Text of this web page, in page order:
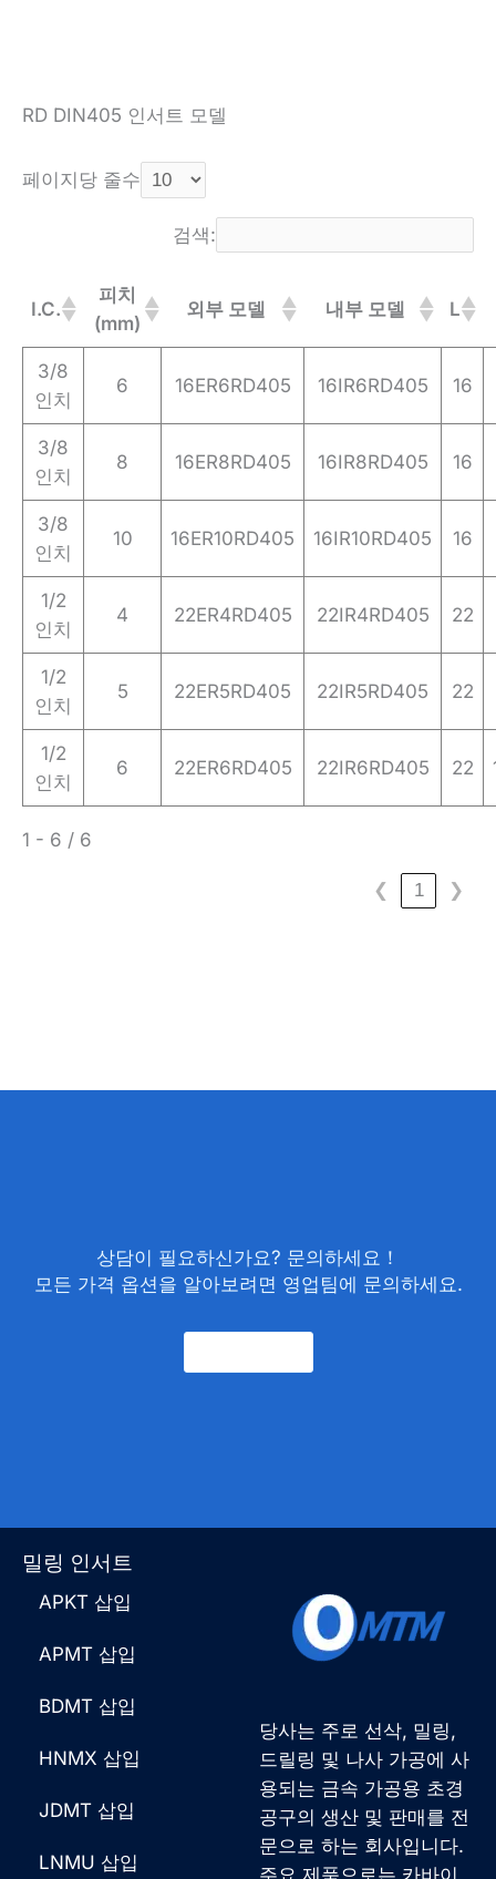
RD DIN405 인서트 모델
페이지당 줄수
검색:
I.C.
피치
(mm)
외부 모델 내부 모델 L
3/8
인치
6 16ER6RD405 16IR6RD405 16
3/8
인치
8 16ER8RD405 16IR8RD405 16
3/8
인치
10 16ER10RD405 16IR10RD405 16
1/2
인치
4 22ER4RD405 22IR4RD405 22
1/2
인치
5 22ER5RD405 22IR5RD405 22
1/2
인치
6 22ER6RD405 22IR6RD405 22
1 - 6 / 6
❮ 1 ❯
상담이 필요하신가요? 문의하세요！
모든 가격 옵션을 알아보려면 영업팀에 문의하세요.
당사는 주로 선삭, 밀링,
드릴링 및 나사 가공에 사
용되는 금속 가공용 초경
공구의 생산 및 판매를 전
문으로 하는 회사입니다.
밀링 인서트
APKT 삽입
APMT 삽입
BDMT 삽입
HNMX 삽입
JDMT 삽입
LNMU 삽입